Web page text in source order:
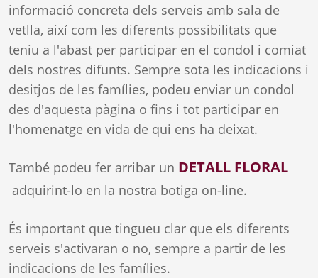
informació concreta dels serveis amb sala de
vetlla, així com les diferents possibilitats que
teniu a l'abast per participar en el condol i comiat
dels nostres difunts. Sempre sota les indicacions i
desitjos de les famílies, podeu enviar un condol
des d'aquesta pàgina o fins i tot participar en
l'homenatge en vida de qui ens ha deixat.
També podeu fer arribar un DETALL FLORAL
adquirint-lo en la nostra botiga on-line.
És important que tingueu clar que els diferents
serveis s'activaran o no, sempre a partir de les
indicacions de les famílies.